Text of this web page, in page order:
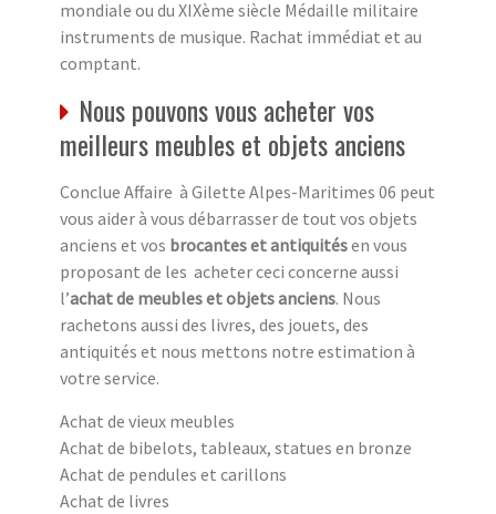
mondiale ou du XIXème siècle Médaille militaire
instruments de musique. Rachat immédiat et au
comptant.
Nous pouvons vous acheter vos
meilleurs meubles et objets anciens
Conclue Affaire à Gilette Alpes-Maritimes 06 peut
vous aider à vous débarrasser de tout vos objets
anciens et vos brocantes et antiquitésen vous
proposant de les acheter ceci concerne aussi
l’achat de meubles et objets anciens. Nous
rachetons aussi des livres, des jouets, des
antiquités et nous mettons notre estimation à
votre service.
Achat de vieux meubles
Achat de bibelots, tableaux, statues en bronze
Achat de pendules et carillons
Achat de livres